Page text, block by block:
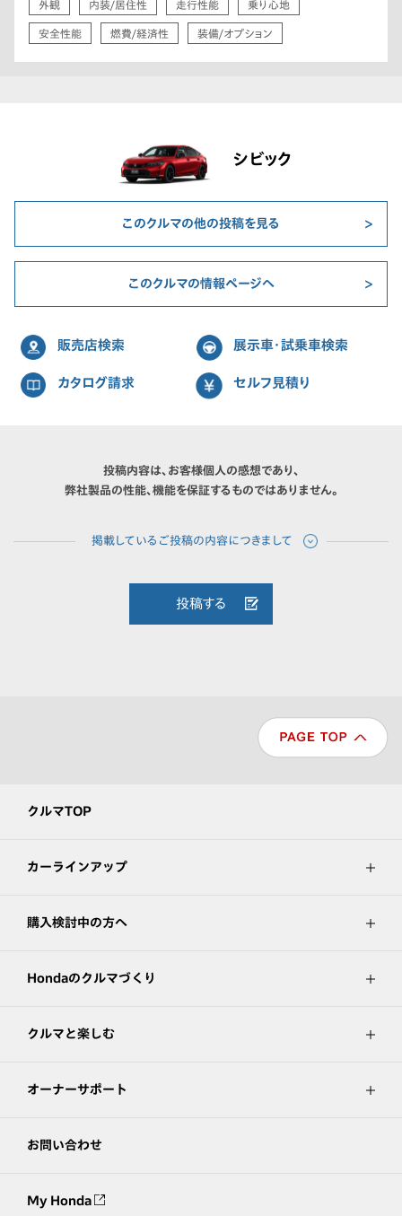
外観 内装/居住性 走行性能 乗り心地
安全性能 燃費/経済性 装備/オプション
シビック
このクルマの他の投稿を見る
このクルマの情報ページへ
販売店検索 展示車・試乗車検索
カタログ請求 セルフ見積り
投稿内容は、お客様個人の感想であり、
弊社製品の性能、機能を保証するものではありません。
投稿する
クルマTOP
カーラインアップ
購入検討中の方へ
Hondaのクルマづくり
クルマと楽しむ
オーナーサポート
お問い合わせ
My Honda